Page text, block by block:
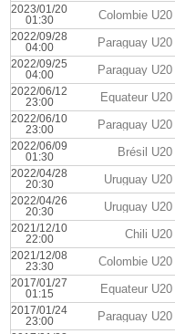
2023/01/20
01:30
Colombie U20
2022/09/28
04:00
Paraguay U20
2022/09/25
04:00
Paraguay U20
2022/06/12
23:00
Équateur U20
2022/06/10
23:00
Paraguay U20
2022/06/09
01:30
Brésil U20
2022/04/28
20:30
Uruguay U20
2022/04/26
20:30
Uruguay U20
2021/12/10
22:00
Chili U20
2021/12/08
23:30
Colombie U20
2017/01/27
01:15
Équateur U20
2017/01/24
23:00
Paraguay U20